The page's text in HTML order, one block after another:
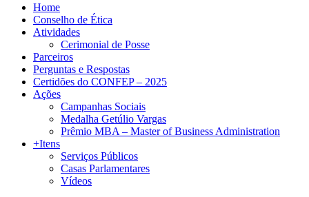
Home
Conselho de Ética
Atividades
Cerimonial de Posse
Parceiros
Perguntas e Respostas
Certidões do CONFEP – 2025
Ações
Campanhas Sociais
Medalha Getúlio Vargas
Prêmio MBA – Master of Business Administration
+Itens
Serviços Públicos
Casas Parlamentares
Vídeos